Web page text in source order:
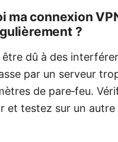
ma connexion
?
être dû à des
par un serveur
de pare‑feu.
et testez sur un autre